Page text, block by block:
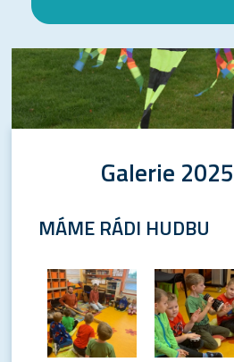
Galerie
MÁME RÁDI HUDBU